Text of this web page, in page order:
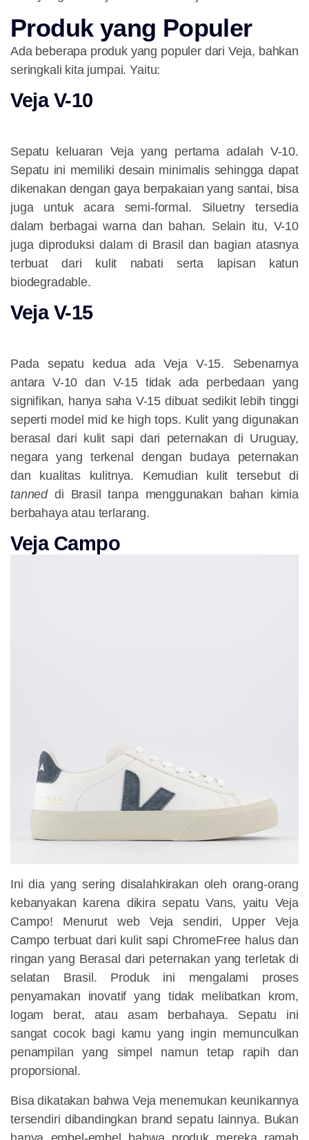
Produk yang Populer
Ada beberapa produk yang populer dari Veja, bahkan
seringkali kita jumpai. Yaitu:
Veja V-10
Sepatu keluaran Veja yang pertama adalah V-10.
Sepatu ini memiliki desain minimalis sehingga dapat
dikenakan dengan gaya berpakaian yang santai, bisa
juga untuk acara semi-formal. Siluetny tersedia
dalam berbagai warna dan bahan. Selain itu, V-10
juga diproduksi dalam di Brasil dan bagian atasnya
terbuat dari kulit nabati serta lapisan katun
biodegradable.
Veja V-15
Pada sepatu kedua ada Veja V-15. Sebenarnya
antara V-10 dan V-15 tidak ada perbedaan yang
signifikan, hanya saha V-15 dibuat sedikit lebih tinggi
seperti model mid ke high tops. Kulit yang digunakan
berasal dari kulit sapi dari peternakan di Uruguay,
negara yang terkenal dengan budaya peternakan
dan kualitas kulitnya. Kemudian kulit tersebut di
tanneddi Brasil tanpa menggunakan bahan kimia
berbahaya atau terlarang.
Veja Campo
Ini dia yang sering disalahkirakan oleh orang-orang
kebanyakan karena dikira sepatu Vans, yaitu Veja
Campo! Menurut web Veja sendiri, Upper Veja
Campo terbuat dari kulit sapi ChromeFree halus dan
ringan yang Berasal dari peternakan yang terletak di
selatan Brasil. Produk ini mengalami proses
penyamakan inovatif yang tidak melibatkan krom,
logam berat, atau asam berbahaya. Sepatu ini
sangat cocok bagi kamu yang ingin memunculkan
penampilan yang simpel namun tetap rapih dan
proporsional.
Bisa dikatakan bahwa Veja menemukan keunikannya
tersendiri dibandingkan brand sepatu lainnya. Bukan